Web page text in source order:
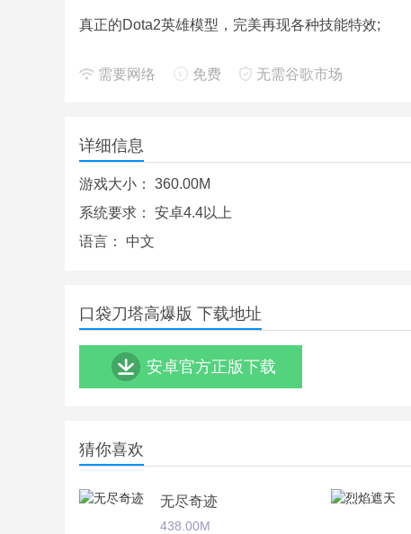
真正的Dota2英雄模型，完美再现各种技能特效;
需要网络 免费 无需谷歌市场
详细信息
游戏大小： 360.00M
系统要求： 安卓4.4以上
语言： 中文
口袋刀塔高爆版 下载地址
安卓官方正版下载
猜你喜欢
无尽奇迹
438.00M